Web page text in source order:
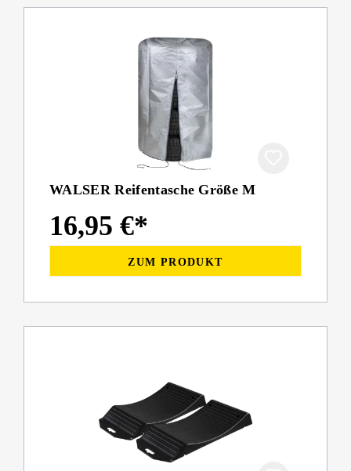
WALSER Reifentasche Größe M
16,95 €*
ZUM PRODUKT